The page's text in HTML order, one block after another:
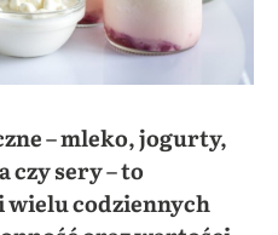
– mleko, jogurty,
czy sery – to
wielu codziennych